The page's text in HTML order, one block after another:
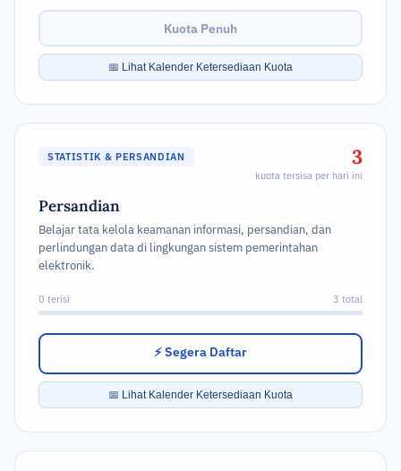
Kuota Penuh
📅 Lihat Kalender Ketersediaan Kuota
STATISTIK & PERSANDIAN 3
kuota tersisa per hari ini
Persandian
Belajar tata kelola keamanan informasi, persandian, dan
perlindungan data di lingkungan sistem pemerintahan
elektronik.
0 terisi 3 total
⚡ Segera Daftar
📅 Lihat Kalender Ketersediaan Kuota